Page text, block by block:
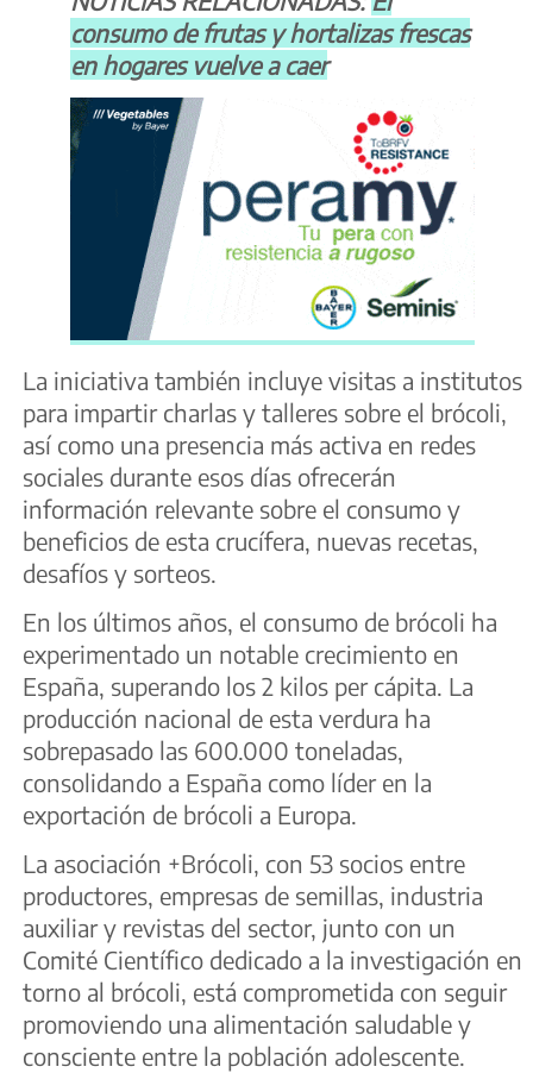
consumo de frutas y hortalizas frescas
en hogares vuelve a caer
La iniciativa también incluye visitas a institutos
para impartir charlas y talleres sobre el brócoli,
así como una presencia más activa en redes
sociales durante esos días ofrecerán
información relevante sobre el consumo y
beneficios de esta crucífera, nuevas recetas,
desafíos y sorteos.
En los últimos años, el consumo de brócoli ha
experimentado un notable crecimiento en
España, superando los 2 kilos per cápita. La
producción nacional de esta verdura ha
sobrepasado las 600.000 toneladas,
consolidando a España como líder en la
exportación de brócoli a Europa.
La asociación +Brócoli, con 53 socios entre
productores, empresas de semillas, industria
auxiliar y revistas del sector, junto con un
Comité Científico dedicado a la investigación en
torno al brócoli, está comprometida con seguir
promoviendo una alimentación saludable y
consciente entre la población adolescente.